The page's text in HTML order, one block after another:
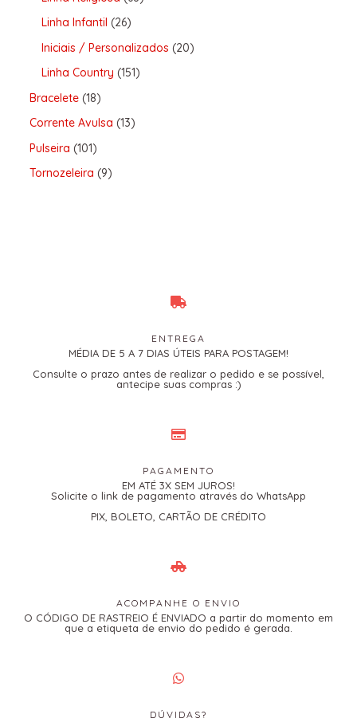
Linha Infantil 26
Iniciais / Personalizados 20
Linha Country 151
Bracelete 18
Corrente Avulsa 13
Pulseira 101
Tornozeleira 9
ENTREGA
MÉDIA DE 5 A 7 DIAS ÚTEIS PARA POSTAGEM!
Consulte o prazo antes de realizar o pedido e se possível,
antecipe suas compras :)
PAGAMENTO
EM ATÉ 3X SEM JUROS!
Solicite o link de pagamento através do WhatsApp
PIX, BOLETO, CARTÃO DE CRÉDITO
ACOMPANHE O ENVIO
O CÓDIGO DE RASTREIO É ENVIADO a partir do momento em
que a etiqueta de envio do pedido é gerada.
DÚVIDAS?